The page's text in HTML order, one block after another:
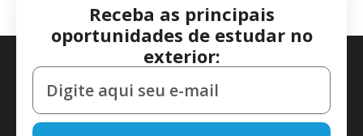
Receba as principais
oportunidades de estudar no
exterior: